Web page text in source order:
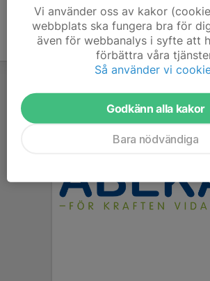
Vi använder oss av kakor
webbplats ska fungera bra för
även för webbanalys i syfte att
förbättra våra
Så använder vi
Godkänn alla kakor
Bara nödvändiga